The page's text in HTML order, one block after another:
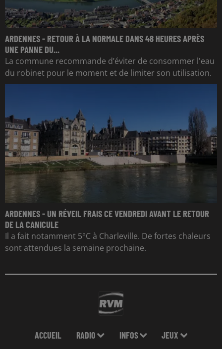
ARDENNES - RETOUR À LA NORMALE DANS 48 HEURES APRÈS
UNE PANNE DU...
La commune recommande d’éviter de consommer l'eau
du robinet pour le moment et de limiter son utilisation.
ARDENNES - UN RÉVEIL FRAIS CE VENDREDI AVANT LE RETOUR
DE LA CANICULE
Il a fait notamment 5°C à Charleville. De fortes chaleurs
sont attendues la semaine prochaine.
ACCUEIL RADIO INFOS JEUX